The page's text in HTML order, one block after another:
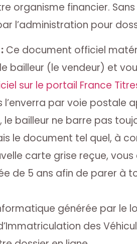
organisme financier.
l’administration pour
Ce document officiel
bailleur (le vendeur) et
sur le portail France
l’enverra par voie postale
le bailleur ne barre pas
le document tel quel, à
carte grise reçue,
de 5 ans afin de parer à
générée par le
des